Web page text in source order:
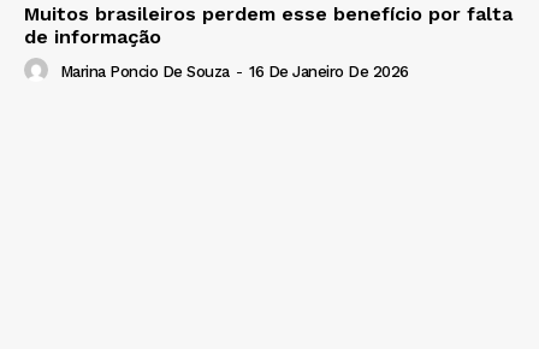
Muitos brasileiros perdem esse benefício por falta
de informação
Marina Poncio De Souza - 16 De Janeiro De 2026